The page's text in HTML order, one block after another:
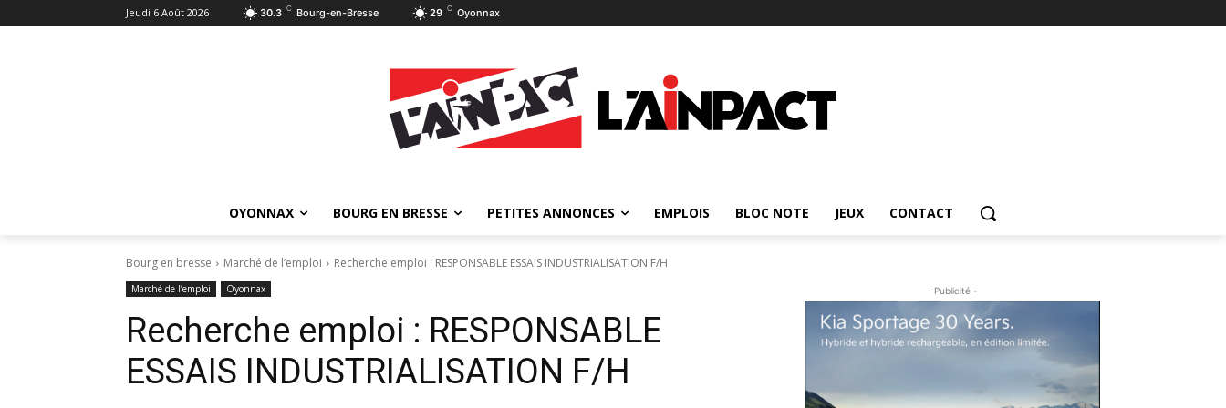
Jeudi 6 Août 2026 30.3 C Bourg-en-Bresse 29 C Oyonnax
OYONNAX BOURG EN BRESSE PETITES ANNONCES EMPLOIS BLOC NOTE JEUX CONTACT
Bourg en bresse Marché de l’emploi Recherche emploi : RESPONSABLE ESSAIS INDUSTRIALISATION F/H
Marché de l’emploi Oyonnax
Recherche emploi : RESPONSABLE
ESSAIS INDUSTRIALISATION F/H
- Publicité -